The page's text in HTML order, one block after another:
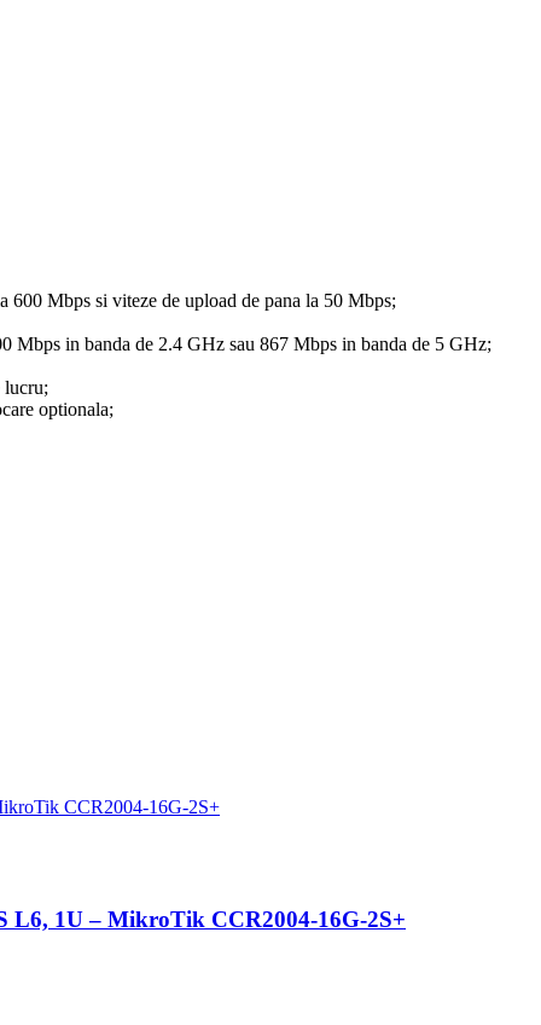
Mbps si viteze de upload de pana la 50 Mbps;
Mbps in banda de 2.4 GHz sau 867 Mbps in banda de 5 GHz;
lucru;
optionala;
L6, 1U – MikroTik CCR2004-16G-2S+